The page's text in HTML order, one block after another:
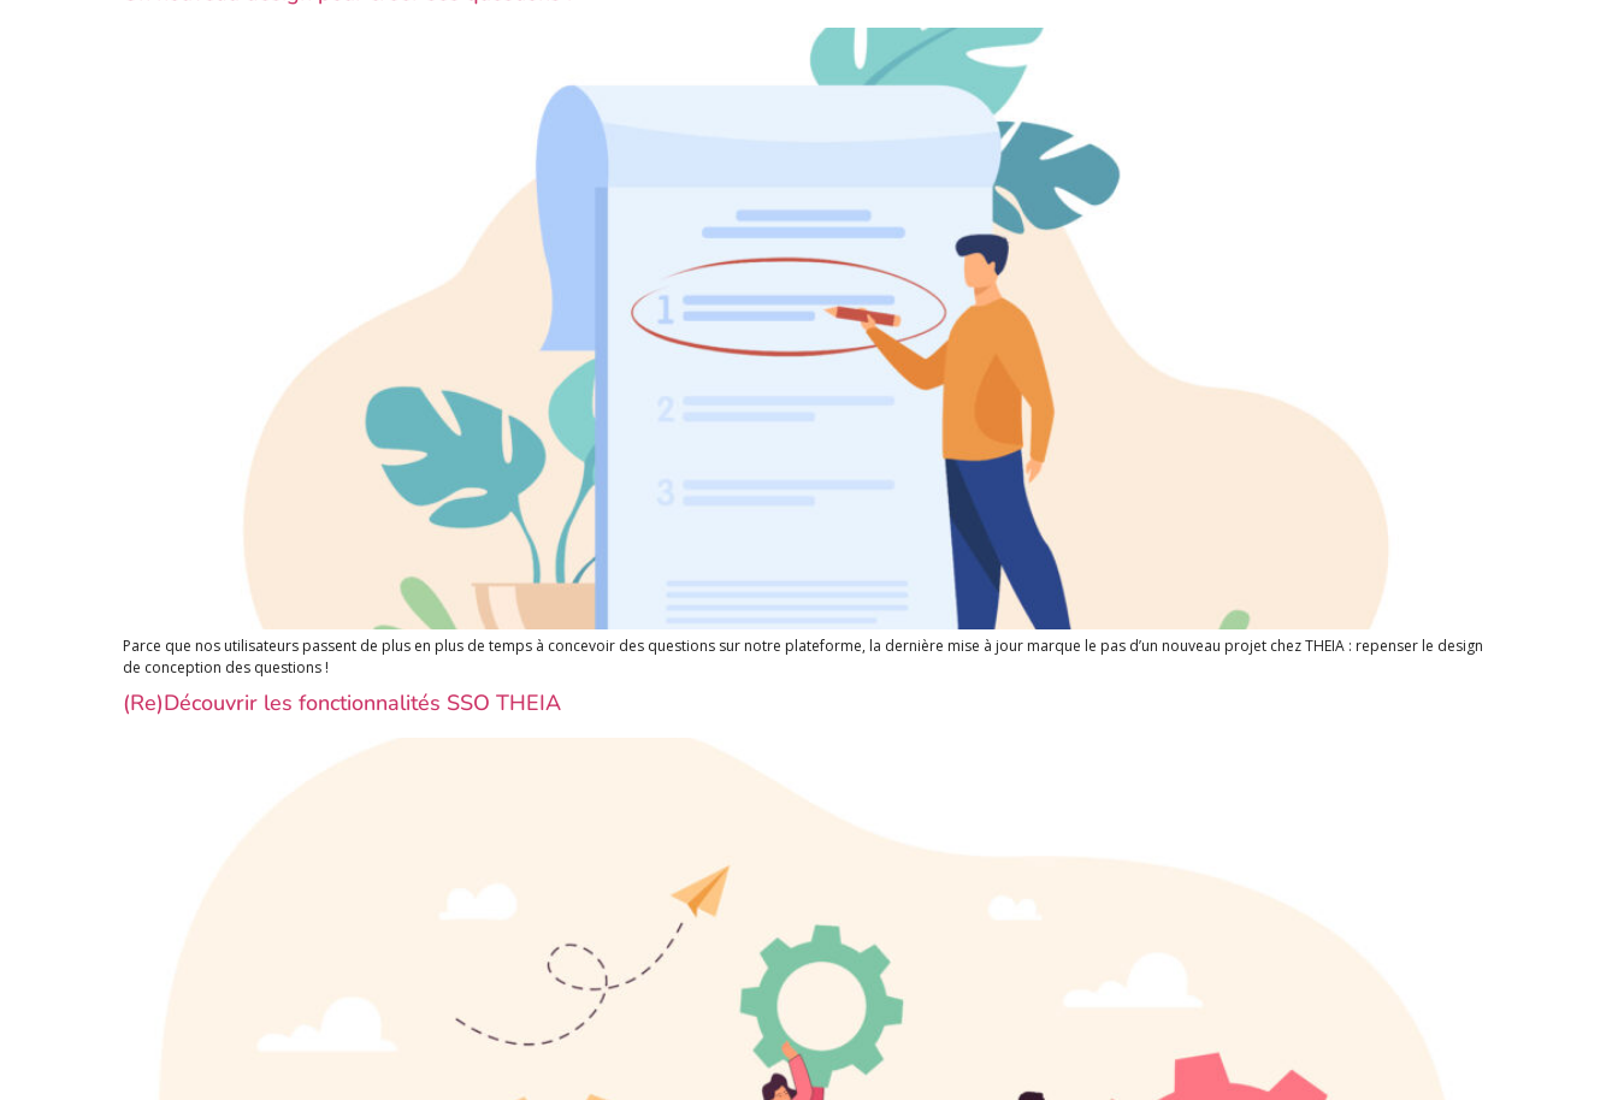
Parce que nos utilisateurs passent de plus en plus de temps à concevoir des questions sur notre plateforme, la dernière mise à jour marque le pas d’un nouveau projet chez THEIA : repenser le design
de conception des questions !
(Re)Découvrir les fonctionnalités SSO THEIA